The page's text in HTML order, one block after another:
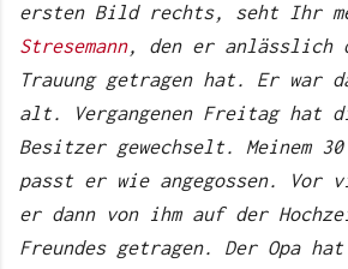
ersten Bild rechts, seht Ihr
Stresemann, den er anlässlich
Trauung getragen hat. Er war
alt. Vergangenen Freitag hat
Besitzer gewechselt. Meinem
passt er wie angegossen. Vor
er dann von ihm auf der
Freundes getragen. Der Opa